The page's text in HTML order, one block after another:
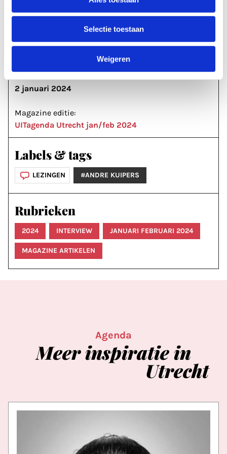
Selectie toestaan
Weigeren
Albert Wiglema
Sharon Meijster-Siep (header)
Publicatiedatum:
2 januari 2024
Magazine editie:
UITagenda Utrecht jan/feb 2024
Labels & tags
LEZINGEN #ANDRE KUIPERS
Rubrieken
2024 INTERVIEW JANUARI FEBRUARI 2024
MAGAZINE ARTIKELEN
Agenda
Meerinspiratiein
Utrecht